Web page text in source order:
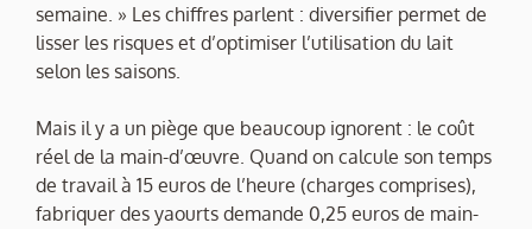
semaine. » Les chiffres parlent : diversifier permet de
lisser les risques et d’optimiser l’utilisation du lait
selon les saisons.
Mais il y a un piège que beaucoup ignorent : le coût
réel de la main-d’œuvre. Quand on calcule son temps
de travail à 15 euros de l’heure (charges comprises),
fabriquer des yaourts demande 0,25 euros de main-